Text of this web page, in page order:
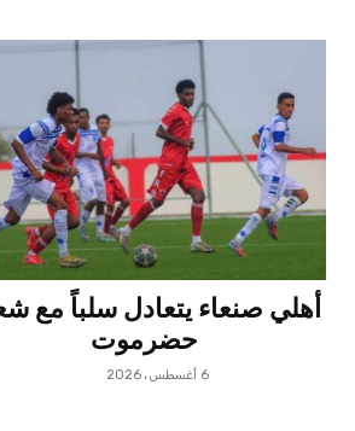
أهلي صنعاء يتعادل سلباً مع
حضرموت
6 أغسطس، 2026